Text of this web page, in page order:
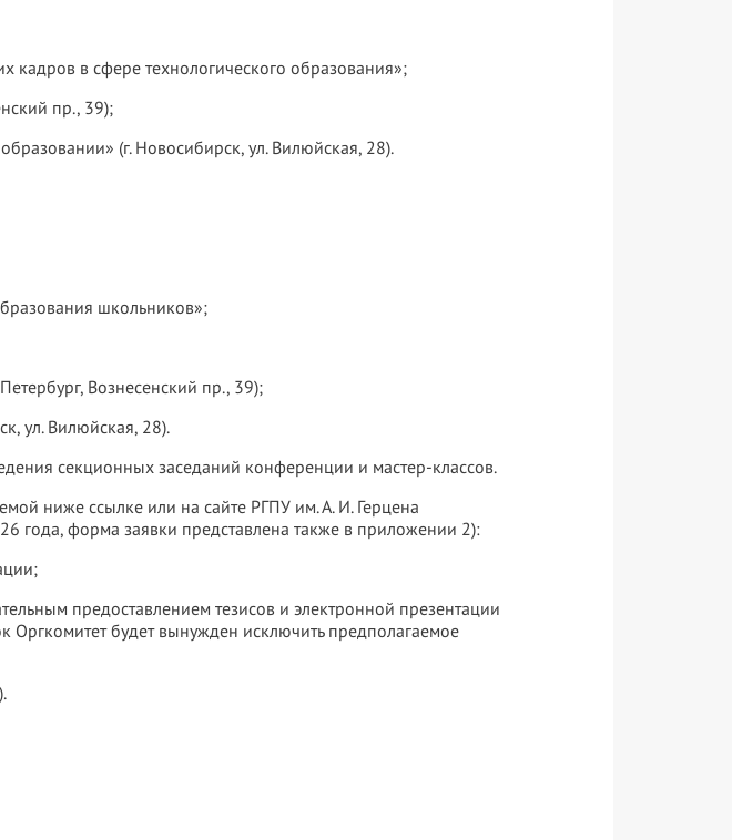
кадров в сфере технологического образования»;
пр., 39);
(г. Новосибирск, ул. Вилюйская, 28).
школьников»;
Вознесенский пр., 39);
ул. Вилюйская, 28).
секционных заседаний конференции и мастер-классов.
ниже ссылке или на сайте РГПУ им. А. И. Герцена
года, форма заявки представлена также в приложении 2):
предоставлением тезисов и электронной презентации
Оргкомитет будет вынужден исключить предполагаемое